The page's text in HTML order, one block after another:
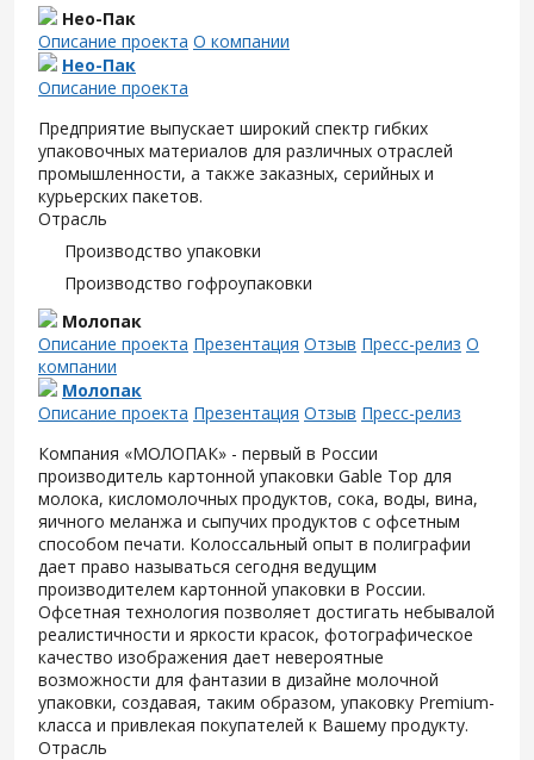
Нео-Пак
Описание проекта О компании
Нео-Пак
Описание проекта
Предприятие выпускает широкий спектр гибких
упаковочных материалов для различных отраслей
промышленности, а также заказных, серийных и
курьерских пакетов.
Отрасль
Производство упаковки
Производство гофроупаковки
Молопак
Описание проекта Презентация Отзыв Пресс-релиз О
компании
Молопак
Описание проекта Презентация Отзыв Пресс-релиз
Компания «МОЛОПАК» - первый в России
производитель картонной упаковки Gable Top для
молока, кисломолочных продуктов, сока, воды, вина,
яичного меланжа и сыпучих продуктов с офсетным
способом печати. Колоссальный опыт в полиграфии
дает право называться сегодня ведущим
производителем картонной упаковки в России.
Офсетная технология позволяет достигать небывалой
реалистичности и яркости красок, фотографическое
качество изображения дает невероятные
возможности для фантазии в дизайне молочной
упаковки, создавая, таким образом, упаковку Premium-
класса и привлекая покупателей к Вашему продукту.
Отрасль